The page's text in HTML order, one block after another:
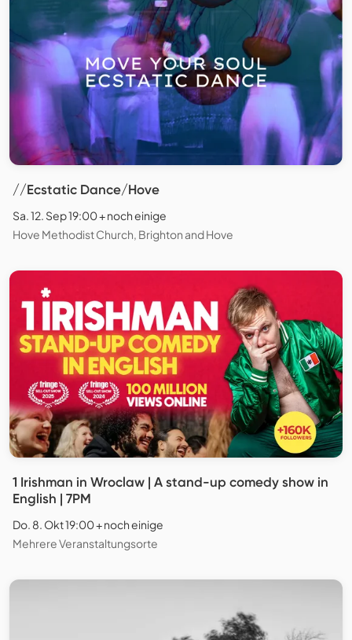
//Ecstatic Dance/Hove
Sa. 12. Sep 19:00 + noch einige
Hove Methodist Church, Brighton and Hove
1 Irishman in Wroclaw | A stand-up comedy show in
English | 7PM
Do. 8. Okt 19:00 + noch einige
Mehrere Veranstaltungsorte